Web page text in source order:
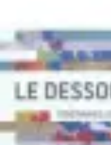
Itinéraires Insolites